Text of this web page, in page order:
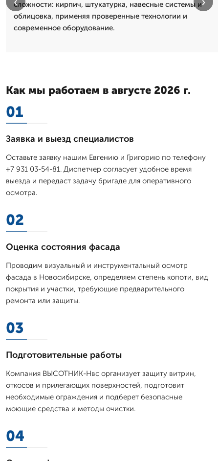
сложности: кирпич, штукатурка, навесные системы и
облицовка, применяя проверенные технологии и
современное оборудование.
Как мы работаем в августе 2026 г.
01
Заявка и выезд специалистов
Оставьте заявку нашим Евгению и Григорию по телефону
+7 931 03-54-81. Диспетчер согласует удобное время
выезда и передаст задачу бригаде для оперативного
осмотра.
02
Оценка состояния фасада
Проводим визуальный и инструментальный осмотр
фасада в Новосибирске, определяем степень копоти, вид
покрытия и участки, требующие предварительного
ремонта или защиты.
03
Подготовительные работы
Компания ВЫСОТНИК-Нвс организует защиту витрин,
откосов и прилегающих поверхностей, подготовит
необходимые ограждения и подберет безопасные
моющие средства и методы очистки.
04